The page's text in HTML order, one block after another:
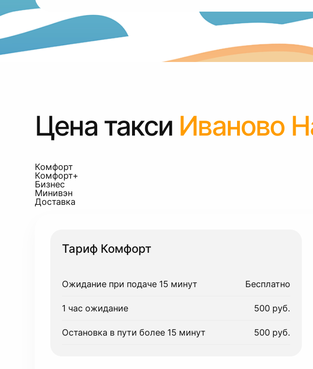
Цена такси Иваново
Комфорт
Комфорт+
Бизнес
Минивэн
Доставка
Тариф Комфорт
Ожидание при подаче 15 минут Бесплатно
1 час ожидание 500 руб.
Остановка в пути более 15 минут 500 руб.